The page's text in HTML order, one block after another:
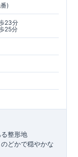
)
23分
25分
整形地
のどかで穏やかな